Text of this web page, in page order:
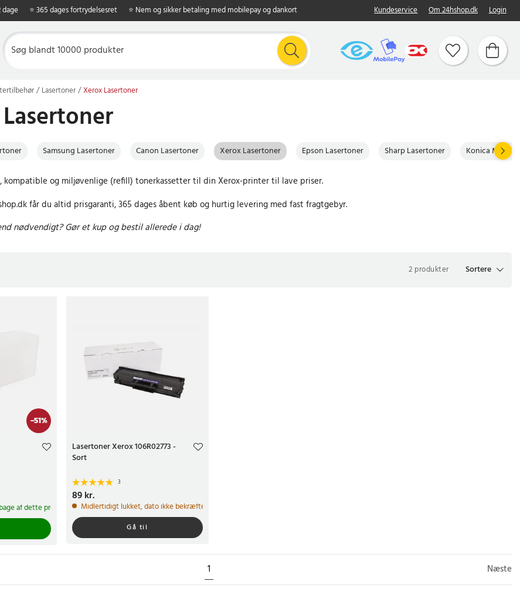
dage ⭐ 365 dages fortrydelsesret ⭐ Nem og sikker betaling med mobilepay og dankort Kundeservice Om 24hshop.dk Login
Lasertoner Xerox Lasertoner
Samsung Lasertoner Canon Lasertoner Xerox Lasertoner Epson Lasertoner Sharp Lasertoner Konica
kompatible og miljøvenlige (refill) tonerkassetter til din Xerox-printer til lave priser.
får du altid prisgaranti, 365 dages åbent køb og hurtig levering med fast fragtgebyr.
nødvendigt? Gør et kup og bestil allerede i dag!
2 produkter Sortere
-51%
af dette produkt
Lasertoner Xerox 106R02773 -
Sort
3
Pris:89 kr.
89 kr.
Midlertidigt lukket, dato ikke bekræftet
Gå til
1 Næste